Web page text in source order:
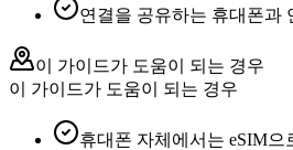
연결을 공유하는 휴대폰과
이 가이드가 도움이 되는 경우
이 가이드가 도움이 되는 경우
휴대폰 자체에서는 eSIM